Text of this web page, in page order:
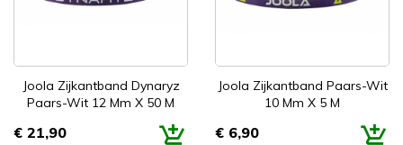
Joola Zijkantband Dynaryz
Paars-Wit 12 Mm X 50 M
Prijs
€ 21,90
Joola Zijkantband Paars-Wit
10 Mm X 5 M
Prijs
€ 6,90